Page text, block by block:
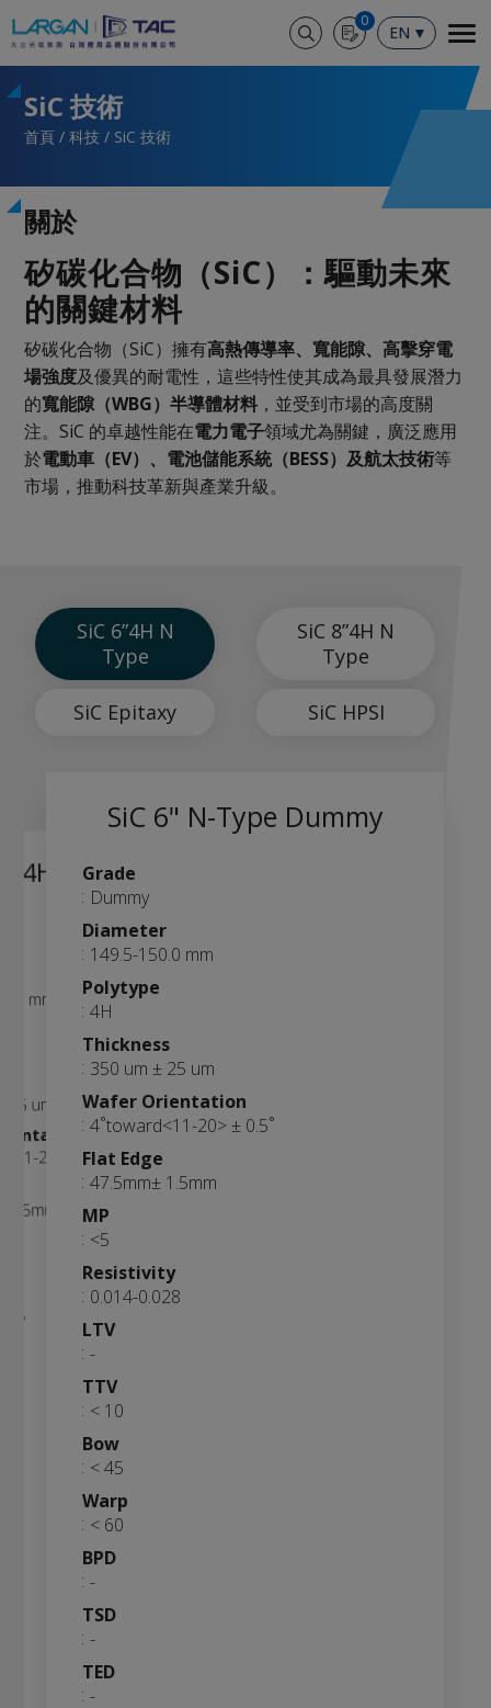
0
EN
SiC 技術
首頁 科技 SiC 技術
關於
矽碳化合物（SiC）：驅動未來
的關鍵材料
矽碳化合物（SiC）擁有高熱傳導率、寬能隙、高擊穿電
場強度及優異的耐電性，這些特性使其成為最具發展潛力
的寬能隙（WBG）半導體材料 ，並受到市場的高度關
注。SiC 的卓越性能在電力電子領域尤為關鍵，廣泛應用
於電動車（EV）、電池儲能系統（BESS）及航太技術等
市場，推動科技革新與產業升級。
SiC 6”4H N
Type
SiC 8”4H N
Type
SiC Epitaxy SiC HPSI
SiC 6" N-Type Dummy
Grade
Dummy
Diameter
149.5-150.0 mm
Polytype
4H
Thickness
350 um ± 25 um
Wafer Orientation
4˚toward<11-20> ± 0.5˚
Flat Edge
47.5mm± 1.5mm
MP
<5
Resistivity
0.014-0.028
LTV
-
TTV
< 10
Bow
< 45
Warp
< 60
BPD
-
TSD
-
TED
-
N-Type SBD
mm
um
20> ± 0.5˚
Cookie管理面板